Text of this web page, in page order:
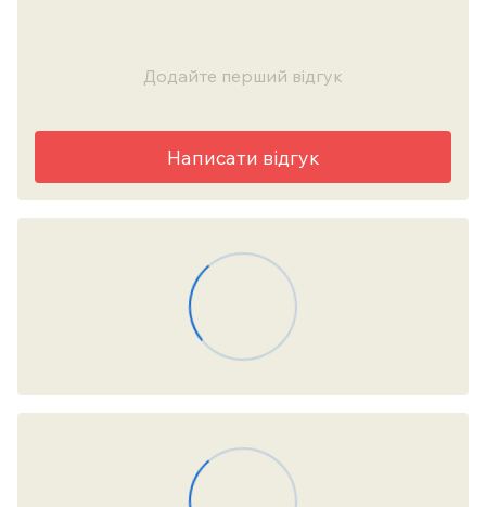
Додайте перший відгук
Написати відгук